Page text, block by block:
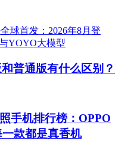
普通版有什么区别？
手机排行榜：OPPO
款都是真香机